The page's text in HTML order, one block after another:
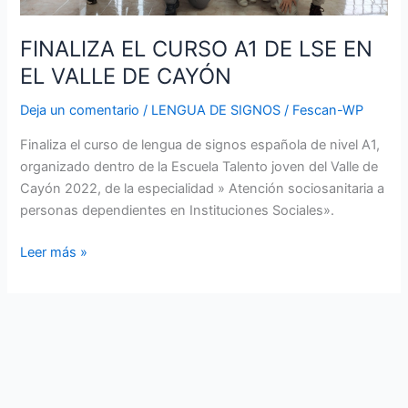
FINALIZA EL CURSO A1 DE LSE EN
EL VALLE DE CAYÓN
Deja un comentario / LENGUA DE SIGNOS / Fescan-WP
Finaliza el curso de lengua de signos española de nivel A1,
organizado dentro de la Escuela Talento joven del Valle de
Cayón 2022, de la especialidad » Atención sociosanitaria a
personas dependientes en Instituciones Sociales».
DE
CAYÓN
Leer más »